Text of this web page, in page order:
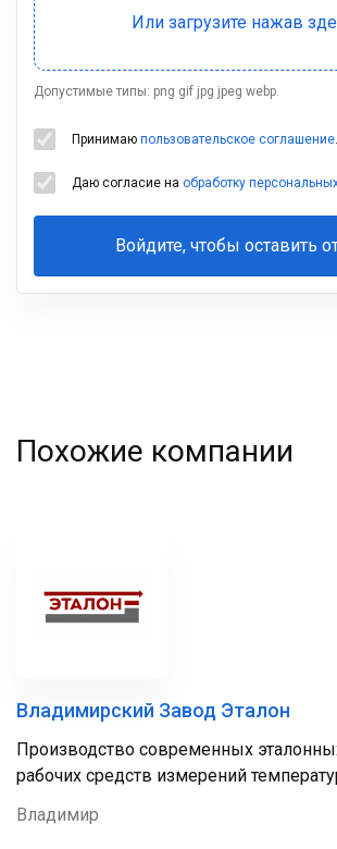
Допустимые типы: png gif jpg jpeg webp.
Принимаю пользовательское соглашение.
Даю согласие на обработку
Войдите, чтобы оставить
Ваша
Похожие компании
Владимирский Завод Эталон
Производство современных
рабочих средств измерений
Владимир